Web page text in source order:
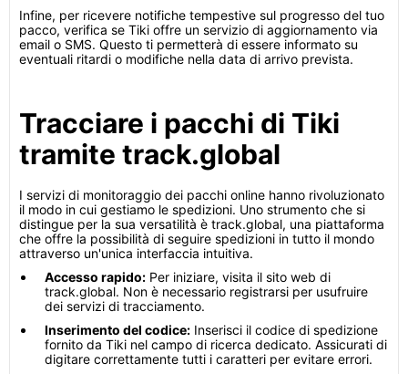
Infine, per ricevere notifiche tempestive sul progresso del tuo
pacco, verifica se Tiki offre un servizio di aggiornamento via
email o SMS. Questo ti permetterà di essere informato su
eventuali ritardi o modifiche nella data di arrivo prevista.
Tracciare i pacchi di Tiki
tramite track.global
I servizi di monitoraggio dei pacchi online hanno rivoluzionato
il modo in cui gestiamo le spedizioni. Uno strumento che si
distingue per la sua versatilità è track.global, una piattaforma
che offre la possibilità di seguire spedizioni in tutto il mondo
attraverso un'unica interfaccia intuitiva.
Accesso rapido: Per iniziare, visita il sito web di
track.global. Non è necessario registrarsi per usufruire
dei servizi di tracciamento.
Inserimento del codice: Inserisci il codice di spedizione
fornito da Tiki nel campo di ricerca dedicato. Assicurati di
digitare correttamente tutti i caratteri per evitare errori.